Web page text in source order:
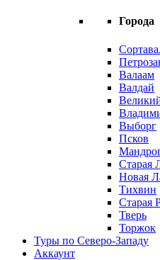
Города
Валаам
Валдай
Выборг
Псков
Старая
Новая
Тихвин
Старая
Тверь
Торжок
Туры по Северо-Западу
Аккаунт